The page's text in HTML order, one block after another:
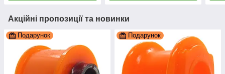
Акційні пропозиції та новинки
Подарунок Подарунок